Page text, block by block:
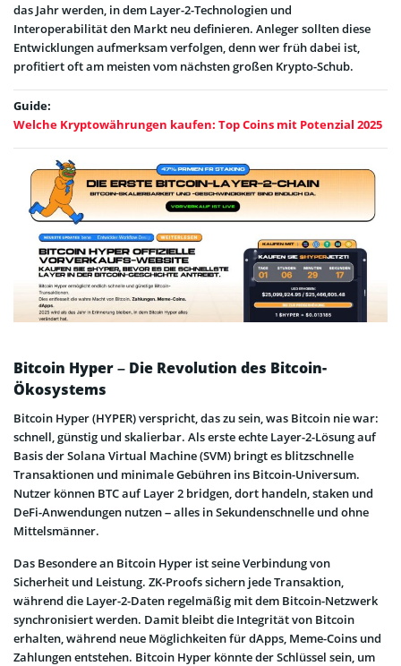
das Jahr werden, in dem Layer-2-Technologien und
Interoperabilität den Markt neu definieren. Anleger sollten diese
Entwicklungen aufmerksam verfolgen, denn wer früh dabei ist,
profitiert oft am meisten vom nächsten großen Krypto-Schub.
Guide:
Welche Kryptowährungen kaufen: Top Coins mit Potenzial 2025
Bitcoin Hyper – Die Revolution des Bitcoin-
Ökosystems
Bitcoin Hyper (HYPER) verspricht, das zu sein, was Bitcoin nie war:
schnell, günstig und skalierbar. Als erste echte Layer-2-Lösung auf
Basis der Solana Virtual Machine (SVM) bringt es blitzschnelle
Transaktionen und minimale Gebühren ins Bitcoin-Universum.
Nutzer können BTC auf Layer 2 bridgen, dort handeln, staken und
DeFi-Anwendungen nutzen – alles in Sekundenschnelle und ohne
Mittelsmänner.
Das Besondere an Bitcoin Hyper ist seine Verbindung von
Sicherheit und Leistung. ZK-Proofs sichern jede Transaktion,
während die Layer-2-Daten regelmäßig mit dem Bitcoin-Netzwerk
synchronisiert werden. Damit bleibt die Integrität von Bitcoin
erhalten, während neue Möglichkeiten für dApps, Meme-Coins und
Zahlungen entstehen. Bitcoin Hyper könnte der Schlüssel sein, um